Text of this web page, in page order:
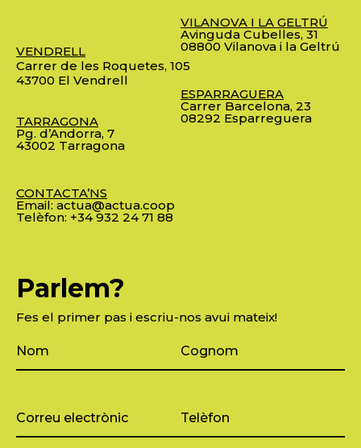
VENDRELL
Carrer de les Roquetes, 105
43700 El Vendrell
TARRAGONA
Pg. d’Andorra, 7
43002 Tarragona
CONTACTA’NS
Email: actua@actua.coop
Telèfon: +34 932 24 71 88
VILANOVA I LA GELTRÚ
Avinguda Cubelles, 31
08800 Vilanova i la Geltrú
ESPARRAGUERA
Carrer Barcelona, 23
08292 Esparreguera
Parlem?
Fes el primer pas i escriu-nos avui mateix!